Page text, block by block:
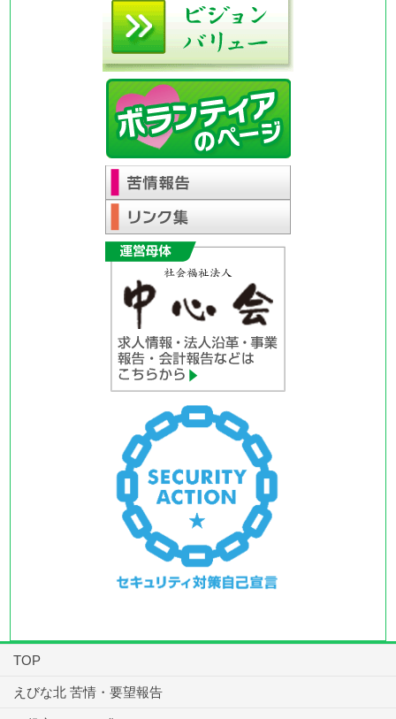
TOP
えびな北 苦情・要望報告